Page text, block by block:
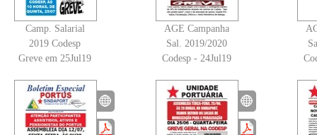
Camp. Salarial
2019 Codesp
Greve em 25Jul19
AGE Campanha
Sal. 2019/2020
Codesp - 24Jul19